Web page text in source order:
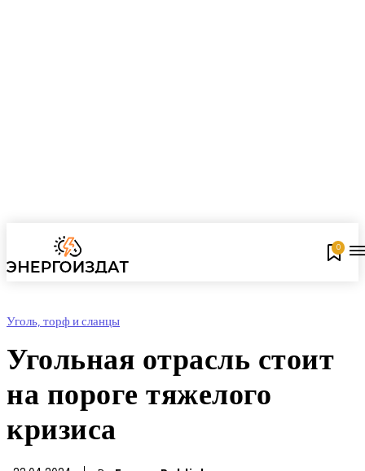
0
Уголь, торф и сланцы
Угольная отрасль стоит
на пороге тяжелого
кризиса